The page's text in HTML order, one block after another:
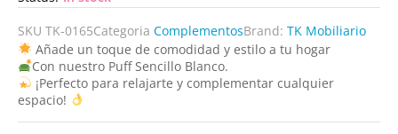
SKU TK-0165Categoria ComplementosBrand: TK Mobiliario
Añade un toque de comodidad y estilo a tu hogar
Con nuestro Puff Sencillo Blanco.
¡Perfecto para relajarte y complementar cualquier
espacio!